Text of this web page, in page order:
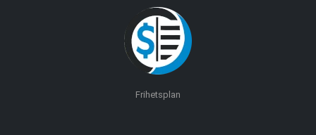
Frihetsplan